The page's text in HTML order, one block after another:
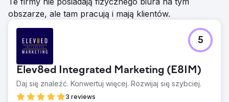
obszarze, ale tam pracują i mają klientów.
Elev8ed Integrated Marketing (E8IM)
Daj się znaleźć. Konwertuj więcej. Rozwijaj się szybciej.
3 reviews
5